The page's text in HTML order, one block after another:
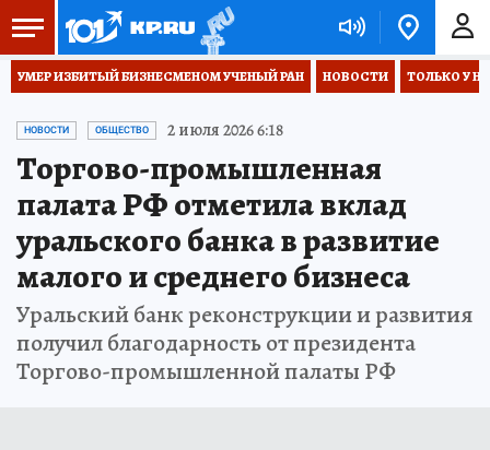
УМЕР ИЗБИТЫЙ БИЗНЕСМЕНОМ УЧЕНЫЙ РАН НОВОСТИ ТОЛЬКО У
НОВОСТИ ОБЩЕСТВО 2 июля 2026 6:18
Торгово-промышленная
палата РФ отметила вклад
уральского банка в развитие
малого и среднего бизнеса
Уральский банк реконструкции и развития
получил благодарность от президента
Торгово-промышленной палаты РФ